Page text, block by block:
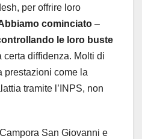
per offrire loro
cominciato –
le loro buste
certa diffidenza. Molti di
prestazioni come la
tramite l’INPS, non
San Giovanni e